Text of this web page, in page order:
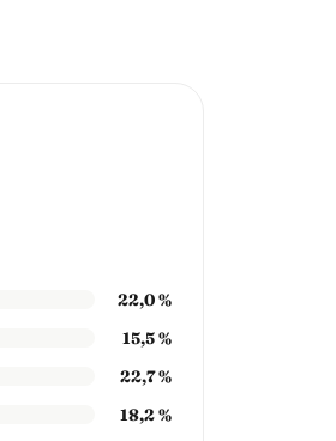
22,0 %
15,5 %
22,7 %
18,2 %